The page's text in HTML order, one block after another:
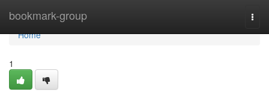
bookmark-group
Home
Home
1